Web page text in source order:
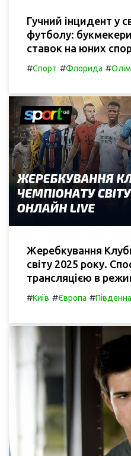
Гучний інцидент у
футболу:
ставок на юних
#Спорт #Флорида #
Жеребкування
світу 2025 року.
трансляцією в
#Київ #Європа #